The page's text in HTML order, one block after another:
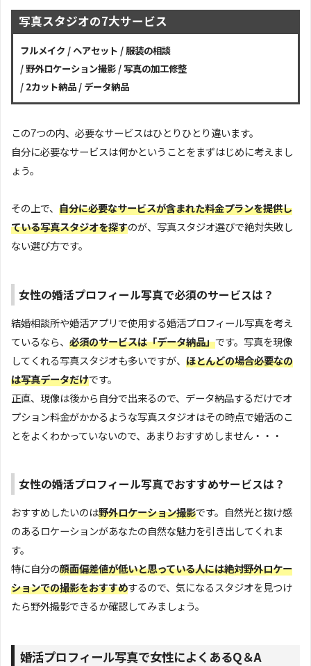
写真スタジオの7大サービス
フルメイク / ヘアセット / 服装の相談
/ 野外ロケーション撮影 / 写真の加工修整
/ 2カット納品 / データ納品
この7つの内、必要なサービスはひとりひとり違います。
自分に必要なサービスは何かということをまずはじめに考えまし
ょう。
その上で、 自分に必要なサービスが含まれた料金プランを提供し
ている写真スタジオを探すのが、写真スタジオ選びで絶対失敗し
ない選び方です。
女性の婚活プロフィール写真で必須のサービスは？
結婚相談所や婚活アプリで使用する婚活プロフィール写真を考え
ているなら、 必須のサービスは「データ納品」です。写真を現像
してくれる写真スタジオも多いですが、 ほとんどの場合必要なの
は写真データだけです。
正直、現像は後から自分で出来るので、データ納品するだけでオ
プション料金がかかるような写真スタジオはその時点で婚活のこ
とをよくわかっていないので、あまりおすすめしません・・・
女性の婚活プロフィール写真でおすすめサービスは？
おすすめしたいのは野外ロケーション撮影です。自然光と抜け感
のあるロケーションがあなたの自然な魅力を引き出してくれま
す。
特に自分の顔面偏差値が低いと思っている人には絶対野外ロケー
ションでの撮影をおすすめするので、気になるスタジオを見つけ
たら野外撮影できるか確認してみましょう。
婚活プロフィール写真で女性によくあるQ＆A